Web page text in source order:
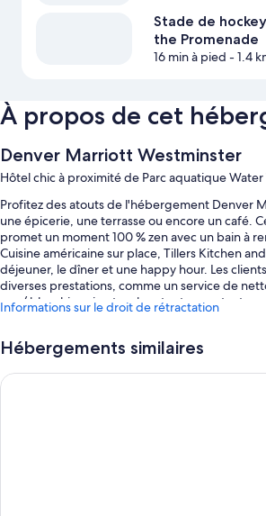
Stade de
the Promenade
16 min à pied - 1.4
À propos de cet
Denver Marriott Westminster
Hôtel chic à proximité de Parc aquatique
Profitez des atouts de l'hébergement Denver
une épicerie, une terrasse ou encore un café.
promet un moment 100 % zen avec un bain à
Cuisine américaine sur place, Tillers Kitchen
déjeuner, le dîner et une happy hour. Les
diverses prestations, comme un service de
sec / blanchisserie et un bar, tout en restant
D'autres petits plus vous attendent, notamment :
Informations sur le droit de rétractation
Hébergements similaires
Hyatt Place Denver/Westminster